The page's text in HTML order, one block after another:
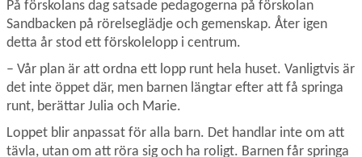
På förskolans dag satsade pedagogerna på förskolan
Sandbacken på rörelseglädje och gemenskap. Åter igen
detta år stod ett förskolelopp i centrum.
– Vår plan är att ordna ett lopp runt hela huset. Vanligtvis är
det inte öppet där, men barnen längtar efter att få springa
runt, berättar Julia och Marie.
Loppet blir anpassat för alla barn. Det handlar inte om att
tävla, utan om att röra sig och ha roligt. Barnen får springa